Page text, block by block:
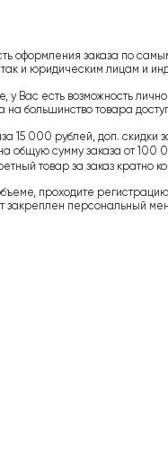
оформления заказа по
так и юридическим лицам и
Вас есть возможность
на большинство товара
15 000 рублей, доп. скидки
общую сумму заказа от 100
товар за заказ кратно
проходите
закреплен персональный